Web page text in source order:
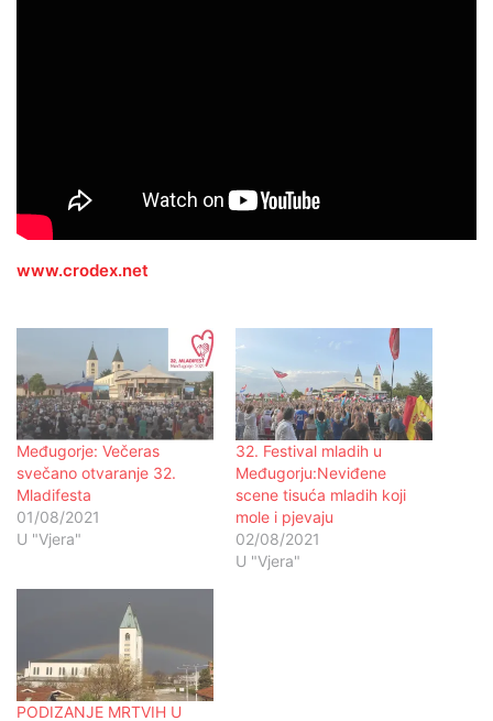
www.crodex.net
Međugorje: Večeras
svečano otvaranje 32.
Mladifesta
01/08/2021
U "Vjera"
32. Festival mladih u
Međugorju:Neviđene
scene tisuća mladih koji
mole i pjevaju
02/08/2021
U "Vjera"
PODIZANJE MRTVIH U